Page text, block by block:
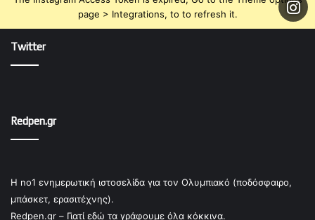
page > Integrations, to to refresh it.
Twitter
Redpen.gr
Η no1 ενημερωτική ιστοσελίδα για τον Ολυμπιακό (ποδόσφαιρο,
μπάσκετ, ερασιτέχνης).
Redpen.gr – Γιατί εδώ τα γράφουμε όλα κόκκινα.